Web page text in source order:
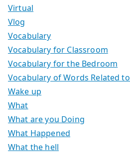
Virtual
Vlog
Vocabulary
Vocabulary for Classroom
Vocabulary for the Bedroom
Vocabulary of Words Related
Wake up
What
What are you Doing
What Happened
What the hell